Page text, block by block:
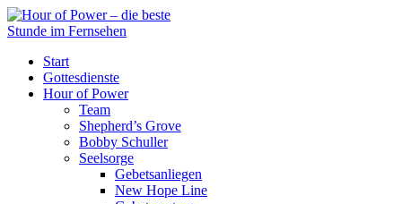
Start
Gottesdienste
Hour of Power
Team
Shepherd’s Grove
Bobby Schuller
Seelsorge
Gebetsanliegen
New Hope Line